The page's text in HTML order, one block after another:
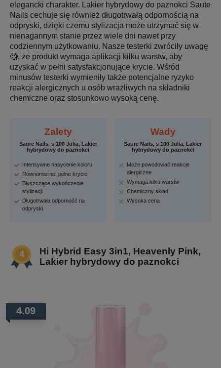
elegancki charakter. Lakier hybrydowy do paznokci Saute
Nails cechuje się również długotrwałą odpornością na
odpryski, dzięki czemu stylizacja może utrzymać się w
nienagannym stanie przez wiele dni nawet przy
codziennym użytkowaniu. Nasze testerki zwróciły uwagę
🧐, że produkt wymaga aplikacji kilku warstw, aby
uzyskać w pełni satysfakcjonujące krycie. Wśród
minusów testerki wymieniły także potencjalne ryzyko
reakcji alergicznych u osób wrażliwych na składniki
chemiczne oraz stosunkowo wysoką cenę.
Zalety
Saure Nails, s 100 Julia, Lakier
hybrydowy do paznokci
Intensywne nasycenie koloru
Równomierne, pełne krycie
Błyszczące wykończenie
stylizacji
Długotrwała odporność na
odpryski
Wady
Saure Nails, s 100 Julia, Lakier
hybrydowy do paznokci
Może powodować reakcje
alergiczne
Wymaga kilku warstw
Chemiczny skład
Wysoka cena
Hi Hybrid Easy 3in1, Heavenly Pink,
Lakier hybrydowy do paznokci
4.09